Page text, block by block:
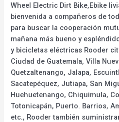
Wheel Electric Dirt Bike,Ebike
bienvenida a compañeros de
para buscar la cooperación
mañana más bueno y
y bicicletas eléctricas Rooder
Ciudad de Guatemala, Villa
Quetzaltenango, Jalapa,
Sacatepéquez, Jutiapa, San
Huehuetenango, Chiquimula,
Totonicapán, Puerto. Barrios,
etc., Rooder también